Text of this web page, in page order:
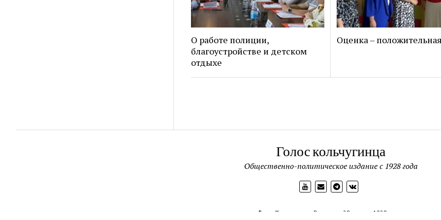
О работе полиции,
благоустройстве и детском
отдыхе
Оценка –
Голос кольчугинца
Общественно-политическое издание с 1928 года
Голос Кольчугинца Выходит с 28 апреля 1928 года.